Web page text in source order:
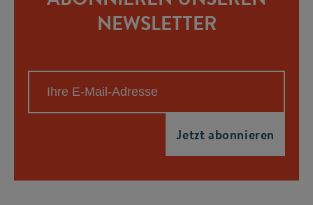
NEWSLETTER